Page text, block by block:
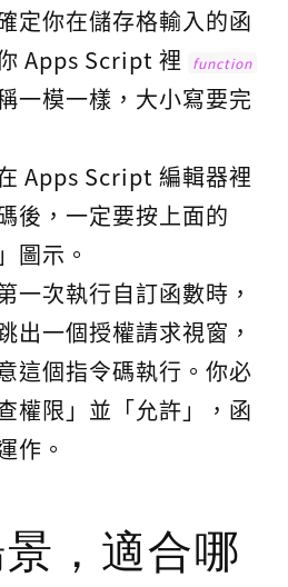
定你在儲存格輸入的函
Apps Script 裡
function
一模一樣，大小寫要完
Apps Script 編輯器裡
後，一定要按上面的
圖示。
一次執行自訂函數時，
出一個授權請求視窗，
這個指令碼執行。你必
權限」並「允許」，函
作。
，適合哪